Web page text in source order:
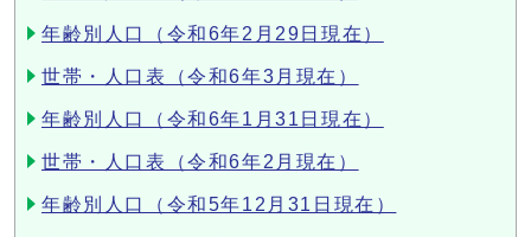
年齢別人口（令和6年2月29日現在）
世帯・人口表（令和6年3月現在）
年齢別人口（令和6年1月31日現在）
世帯・人口表（令和6年2月現在）
年齢別人口（令和5年12月31日現在）